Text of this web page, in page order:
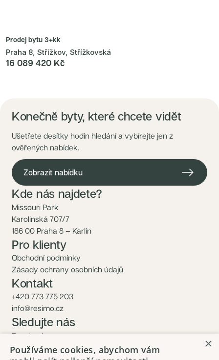
Prodej bytu 3+kk
Praha 8, Střížkov, Střížkovská
16 089 420 Kč
Konečně byty, které chcete vidět
Ušetřete desítky hodin hledání a vybírejte jen z
ověřených nabídek.
Zobrazit nabídku
Kde nás najdete?
Missouri Park
Karolinská 707/7
186 00 Praha 8 – Karlín
Pro klienty
Obchodní podmínky
Zásady ochrany osobních údajů
Kontakt
+420 773 775 203
info@resimo.cz
Sledujte nás
Facebook
Instagram
×
Používáme cookies, abychom vám